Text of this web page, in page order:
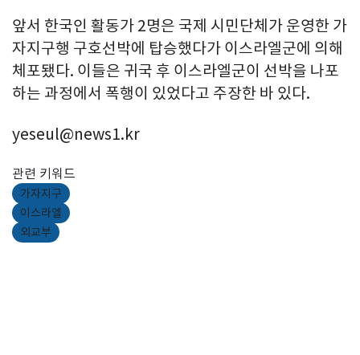
앞서 한국인 활동가 2명은 국제 시민단체가 운영한 가
자지구행 구호선박에 탑승했다가 이스라엘군에 의해
체포됐다. 이들은 귀국 후 이스라엘군이 선박을 나포
하는 과정에서 폭행이 있었다고 주장한 바 있다.
yeseul@news1.kr
관련 키워드
가자지구
이스라엘
외교부